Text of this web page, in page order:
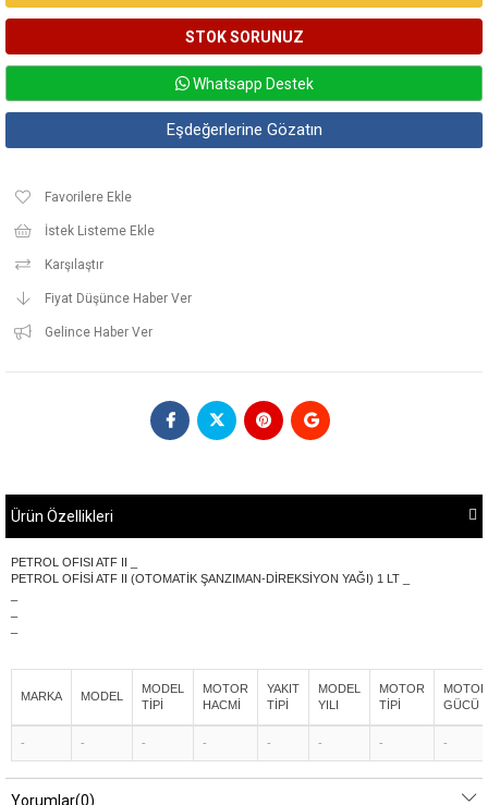
Whatsapp Destek
Eşdeğerlerine Gözatın
Favorilere Ekle
İstek Listeme Ekle
Karşılaştır
Fiyat Düşünce Haber Ver
Gelince Haber Ver
Ürün Özellikleri
PETROL OFISI ATF II _
PETROL OFİSİ ATF II (OTOMATİK ŞANZIMAN-DİREKSİYON YAĞI) 1 LT _
MARKA MODEL
MODEL
TİPİ
MOTOR
HACMİ
YAKIT
TİPİ
MODEL
YILI
MOTOR
TİPİ
MOTOR
GÜCÜ
- - - - - - - -
Yorumlar(0)